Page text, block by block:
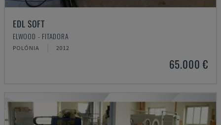
EDL SOFT
ELWOOD - FITADORA
POLÓNIA 2012
65.000 €